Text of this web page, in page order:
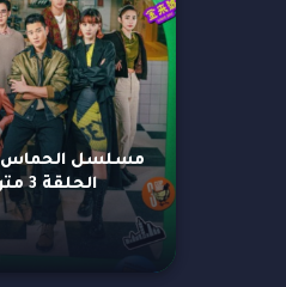
الحلقة 3 مترجمة